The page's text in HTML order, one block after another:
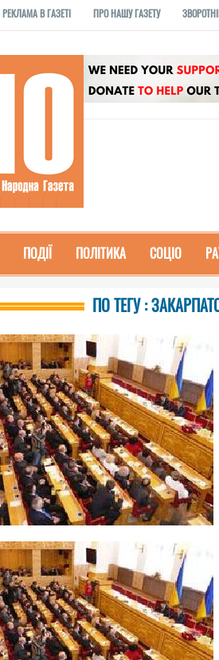
РЕКЛАМА В ГАЗЕТІ ПРО НАШУ ГАЗЕТУ
ПОДІЇ ПОЛІТИКА СОЦІО
ПО ТЕГУ :